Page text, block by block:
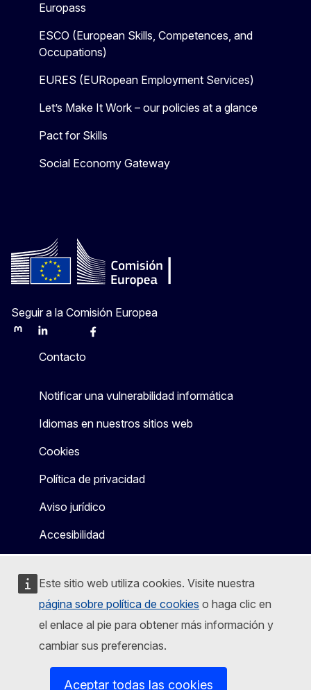
Este sitio web utiliza cookies. Visite nuestra
página sobre política de cookies o haga clic en
el enlace al pie para obtener más información y
cambiar sus preferencias.
Aceptar todas las cookies
Europass
ESCO (European Skills, Competences, and
Occupations)
EURES (EURopean Employment Services)
Let’s Make It Work – our policies at a glance
Pact for Skills
Social Economy Gateway
Seguir a la Comisión Europea
MastodonLinkedInBlueskyFacebook
Contacto
Notificar una vulnerabilidad informática
Idiomas en nuestros sitios web
Cookies
Política de privacidad
Aviso jurídico
Accesibilidad